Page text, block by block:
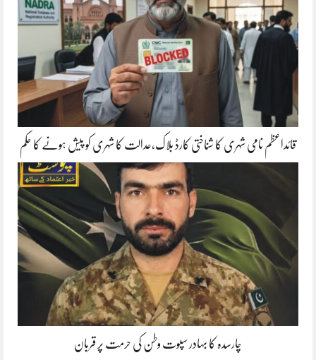
قائداعظم نامی شہری کا شناختی کارڈ بلاک،عدالت کا شہری کو پیش ہونے کا حکم
چارسدہ کا بہادر سپوت وطن کی حرمت پر قربان